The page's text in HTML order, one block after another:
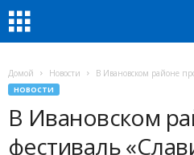
Домой Новости В Ивановском районе
НОВОСТИ
В Ивановском
фестиваль